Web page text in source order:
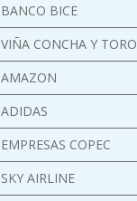
BANCO BICE
VIÑA CONCHA Y TORO
AMAZON
ADIDAS
EMPRESAS COPEC
SKY AIRLINE